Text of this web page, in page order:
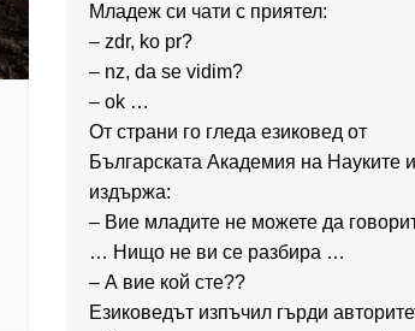
Младеж си чати с приятел:
– zdr, ko pr?
– nz, da se vidim?
– ok …
От страни го гледа езиковед от
Българската Академия на Науките
издържа:
– Вие младите не можете да
… Нищо не ви се разбира …
– А вие кой сте??
Езиковедът изпъчил гърди